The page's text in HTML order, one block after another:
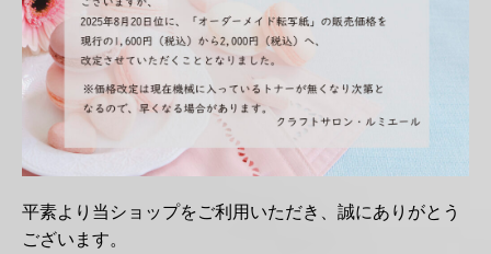
平素より当ショップをご利用いただき、誠にありがとう
ございます。